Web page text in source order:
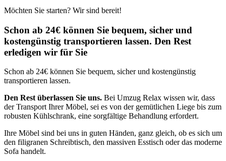
Möchten Sie starten? Wir sind bereit!
Schon ab 24€ können Sie bequem, sicher und
kostengünstig transportieren lassen. Den Rest
erledigen wir für Sie
Schon ab 24€ können Sie bequem, sicher und kostengünstig
transportieren lassen.
Den Rest überlassen Sie uns. Bei Umzug Relax wissen wir, dass
der Transport Ihrer Möbel, sei es von der gemütlichen Liege bis zum
robusten Kühlschrank, eine sorgfältige Behandlung erfordert.
Ihre Möbel sind bei uns in guten Händen, ganz gleich, ob es sich um
den filigranen Schreibtisch, den massiven Esstisch oder das moderne
Sofa handelt.